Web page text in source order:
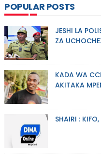
POPULAR POSTS
JESHI LA
ZA
KADA WA
AKITAKA
SHAIRI :